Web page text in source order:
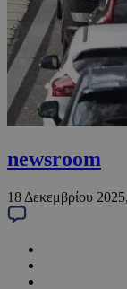
newsroom
18 Δεκεμβρίου